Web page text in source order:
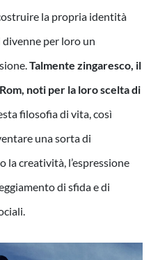
la propria identità
divenne per loro un
Talmente zingaresco, il
noti per la loro scelta di
filosofia di vita, così
una sorta di
creatività, l’espressione
di sfida e di